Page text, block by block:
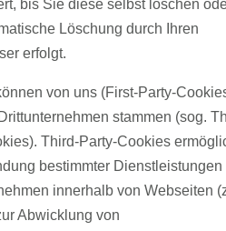
bis Sie diese selbst löschen
Löschung durch Ihren
erfolgt.
von uns (First-Party-
stammen (sog.
Third-Party-Cookies
bestimmter Dienstleistungen
innerhalb von Webseiten
Abwicklung von